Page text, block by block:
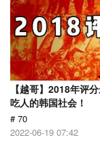
【越哥】2018年评
吃人的韩国社会！
# 70
2022-06-19 07:42